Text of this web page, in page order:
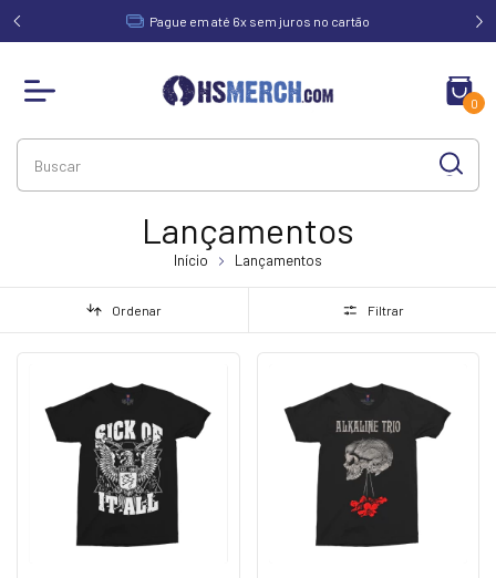
de Pague em até 6x sem juros no cartão
0
Lançamentos
Início Lançamentos
Ordenar Filtrar